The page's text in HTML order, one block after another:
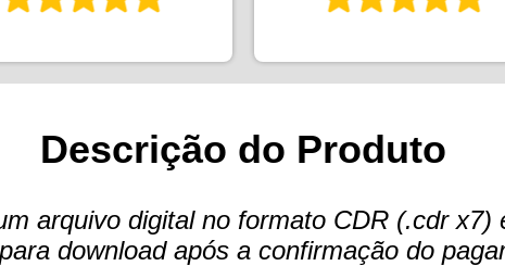
Descrição do Produto
arquivo digital no formato CDR (.cdr x7)
download após a confirmação do